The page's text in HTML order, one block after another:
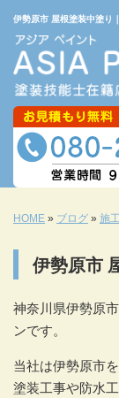
伊勢原市 屋根塗装中塗り
HOME » ブログ » 施
伊勢原市
神奈川県伊勢原
ンです。
当社は伊勢原市
塗装工事や防水